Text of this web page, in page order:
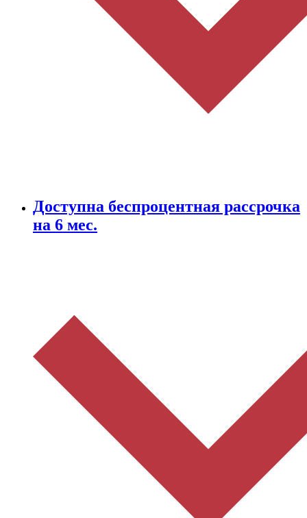
Доступна беспроцентная рассрочка
на 6 мес.